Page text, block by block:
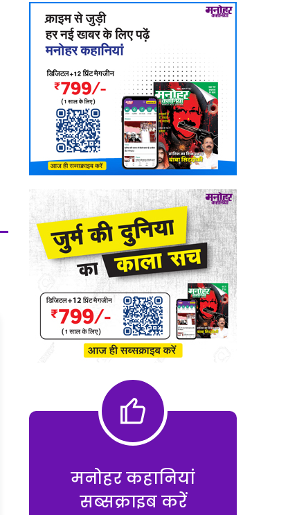
मनोहर कहानियां
सब्सक्राइब करें